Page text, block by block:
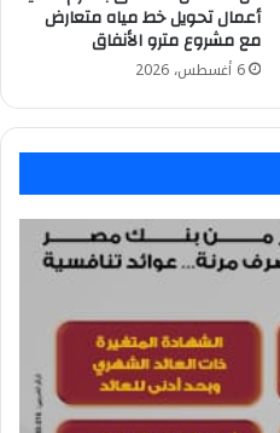
أعمال تحويل خط مياه متعارض
مع مشروع مترو الأنفاق
6 أغسطس، 2026